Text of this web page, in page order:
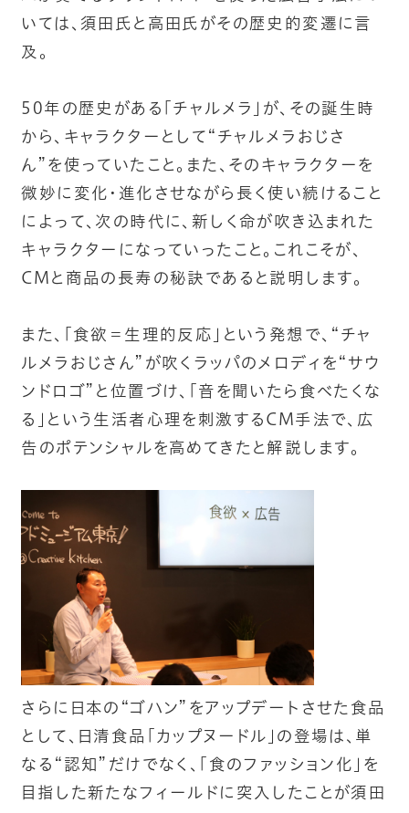
いては、須田氏と高田氏がその歴史的変遷に言
及。
50年の歴史がある「チャルメラ」が、その誕生時
から、キャラクターとして“チャルメラおじさ
ん”を使っていたこと。また、そのキャラクターを
微妙に変化・進化させながら長く使い続けること
によって、次の時代に、新しく命が吹き込まれた
キャラクターになっていったこと。これこそが、
CMと商品の長寿の秘訣であると説明します。
また、「食欲＝生理的反応」という発想で、“チャ
ルメラおじさん”が吹くラッパのメロディを“サウ
ンドロゴ”と位置づけ、「音を聞いたら食べたくな
る」という生活者心理を刺激するCM手法で、広
告のポテンシャルを高めてきたと解説します。
さらに日本の“ゴハン”をアップデートさせた食品
として、日清食品「カップヌードル」の登場は、単
なる“認知”だけでなく、「食のファッション化」を
目指した新たなフィールドに突入したことが須田